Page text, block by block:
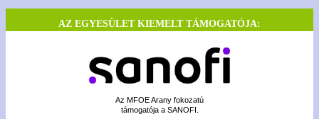
AZ EGYESÜLET KIEMELT TÁMOGATÓJA:
Az MFOE Arany fokozatú
támogatója a SANOFI.